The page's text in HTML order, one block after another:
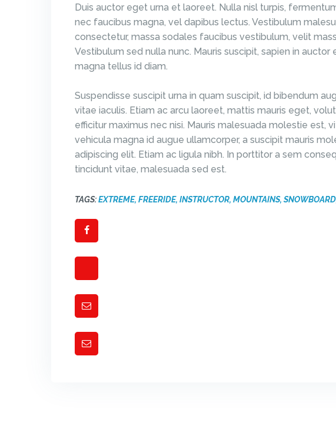
Duis auctor eget urna et laoreet. Nulla nisl turpis,
nec faucibus magna, vel dapibus lectus. Vestibulum
consectetur, massa sodales faucibus vestibulum, velit
Vestibulum sed nulla nunc. Mauris suscipit, sapien in
magna tellus id diam.
Suspendisse suscipit urna in quam suscipit, id bibendum
vitae iaculis. Etiam ac arcu laoreet, mattis mauris eget,
efficitur maximus nec nisi. Mauris malesuada molestie est,
vehicula magna id augue ullamcorper, a suscipit mauris
adipiscing elit. Etiam ac ligula nibh. In porttitor a sem
tincidunt vitae, malesuada sed est.
TAGS:EXTREME, FREERIDE, INSTRUCTOR, MOUNTAINS, SNOWBOARD